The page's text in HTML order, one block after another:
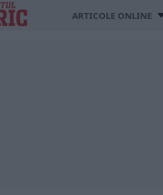
ARTICOLE ONLINE